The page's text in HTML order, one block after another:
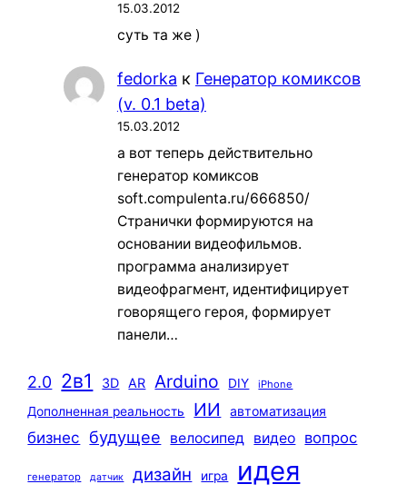
15.03.2012
суть та же )
fedorka к Генератор комиксов
(v. 0.1 beta)
15.03.2012
а вот теперь действительно
генератор комиксов
soft.compulenta.ru/666850/
Странички формируются на
основании видеофильмов.
программа анализирует
видеофрагмент, идентифицирует
говорящего героя, формирует
панели…
2.0 2в1 3D AR Arduino DIY iPhone
Дополненная реальность ИИ автоматизация
бизнес будущее велосипед видео вопрос
генератор датчик дизайн игра идея